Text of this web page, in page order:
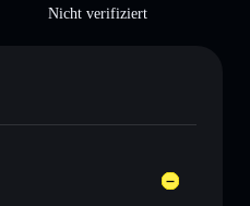
Nicht verifiziert